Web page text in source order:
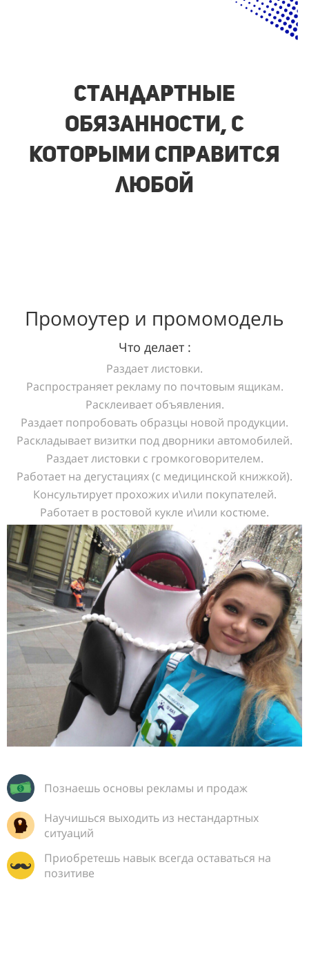
Стандартные
обязанности, с
которыми справится
любой
Промоутер и промомодель
Что делает :
Раздает листовки.
Распространяет рекламу по почтовым ящикам.
Расклеивает объявления.
Раздает попробовать образцы новой продукции.
Раскладывает визитки под дворники автомобилей.
Раздает листовки с громкоговорителем.
Работает на дегустациях (с медицинской книжкой).
Консультирует прохожих и\или покупателей.
Работает в ростовой кукле и\или костюме.
Познаешь основы рекламы и продаж
Научишься выходить из нестандартных
ситуаций
Приобретешь навык всегда оставаться на
позитиве